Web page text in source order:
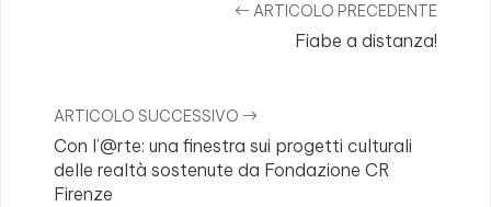
ARTICOLO PRECEDENTE
Fiabe a distanza!
ARTICOLO SUCCESSIVO
Con l’@rte: una finestra sui progetti culturali
delle realtà sostenute da Fondazione CR
Firenze